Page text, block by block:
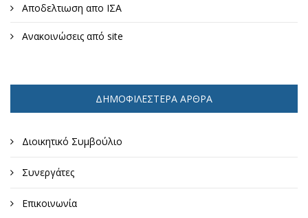
Αποδελτιωση απο ΙΣΑ
Ανακοινώσεις από site
ΔΗΜΟΦΙΛΈΣΤΕΡΑ ΆΡΘΡΑ
Διοικητικό Συμβούλιο
Συνεργάτες
Επικοινωνία